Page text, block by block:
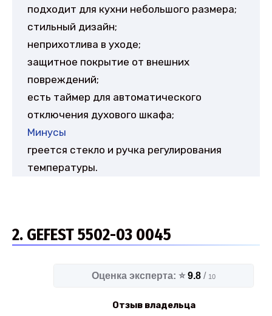
подходит для кухни небольшого размера;
стильный дизайн;
неприхотлива в уходе;
защитное покрытие от внешних
повреждений;
есть таймер для автоматического
отключения духового шкафа;
Минусы
греется стекло и ручка регулирования
температуры.
2. GEFEST 5502-03 0045
Оценка эксперта: ⭐ 9.8 / 10
Отзыв владельца